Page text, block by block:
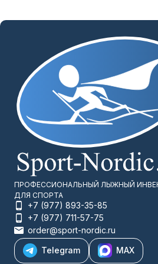
ПРОФЕССИОНАЛЬНЫЙ ЛЫЖНЫЙ
ДЛЯ СПОРТА
+7 (977) 893-35-85
+7 (977) 711-57-75
order@sport-nordic.ru
Telegram
MAX